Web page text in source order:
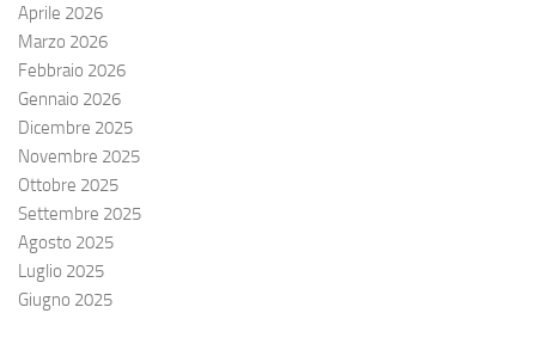
Aprile 2026
Marzo 2026
Febbraio 2026
Gennaio 2026
Dicembre 2025
Novembre 2025
Ottobre 2025
Settembre 2025
Agosto 2025
Luglio 2025
Giugno 2025